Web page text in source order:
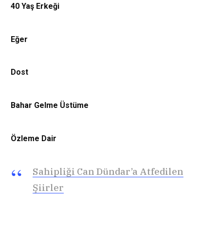
40 Yaş Erkeği
Eğer
Dost
Bahar Gelme Üstüme
Özleme Dair
Sahipliği Can Dündar’a Atfedilen
Şiirler